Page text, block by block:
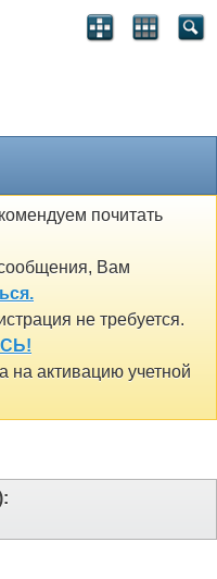
почитать
Вам
не требуется.
на активацию учетной